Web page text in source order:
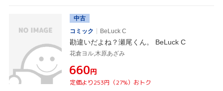
中古
コミック
BeLuck C
勘違いだよね？瀬尾くん。 BeLuck C
花倉ヨル,木原あざみ
¥660円
定価より253円（27%）おトク